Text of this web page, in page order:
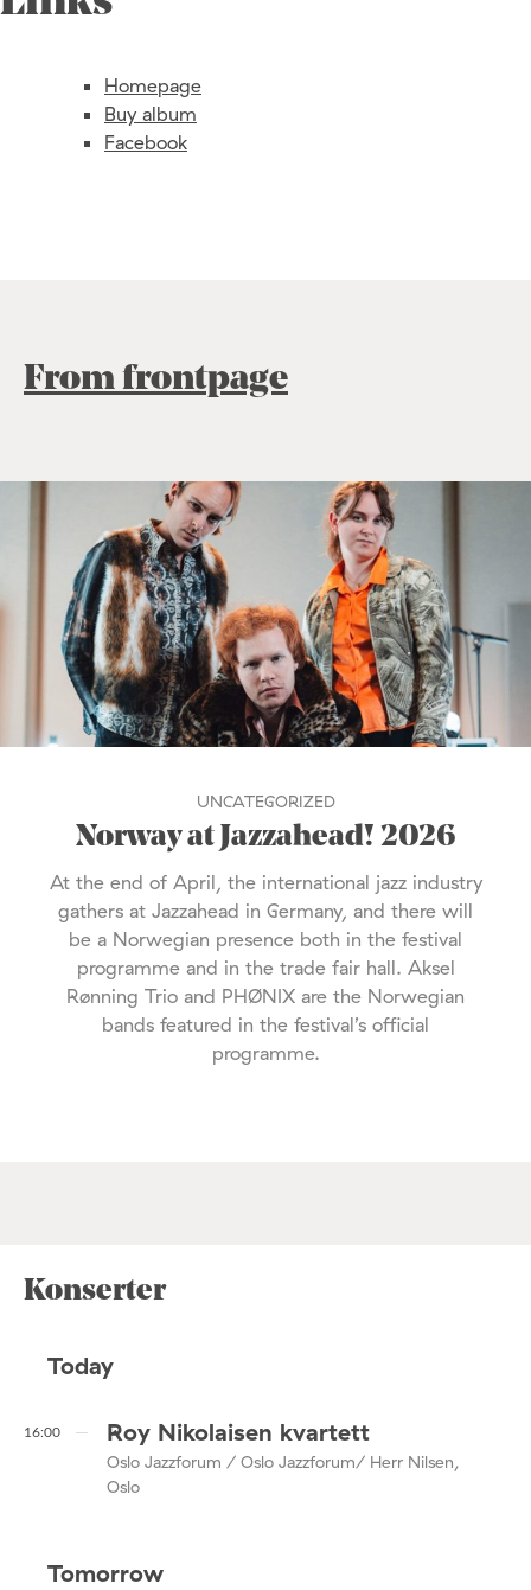
Homepage
Buy album
Facebook
From frontpage
UNCATEGORIZED
Norway at Jazzahead! 2026
At the end of April, the international jazz industry
gathers at Jazzahead in Germany, and there will
be a Norwegian presence both in the festival
programme and in the trade fair hall. Aksel
Rønning Trio and PHØNIX are the Norwegian
bands featured in the festival’s official
programme.
Konserter
Today
16:00 Roy Nikolaisen kvartett
Oslo Jazzforum / Oslo Jazzforum/ Herr Nilsen,
Oslo
Tomorrow